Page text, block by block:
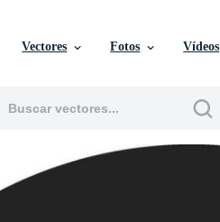
Vectores Fotos Vídeos